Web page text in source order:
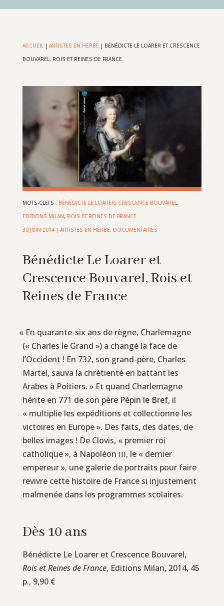
ACCUEIL| ARTISTES EN HERBE | BÉNÉDICTE LE LOARER ET CRESCENCE
BOUVAREL, ROIS ET REINES DE FRANCE
MOTS-CLEFS : BÉNÉDICTE LE LOARER, CRESCENCE BOUVAREL ,
EDITIONS MILAN, ROIS ET REINES DE FRANCE
30 JUIN 2014| ARTISTES EN HERBE, DOCUMENTAIRES
Bénédicte Le Loarer et
Crescence Bouvarel, Rois et
Reines de France
« En quarante-six ans de règne, Charlemagne
(« Charles le Grand ») a changé la face de
l’Occident ! En 732, son grand-père, Charles
Martel, sauva la chrétienté en battant les
Arabes à Poitiers. » Et quand Charlemagne
hérite en 771 de son père Pépin le Bref, il
« multiplie les expéditions et collectionne les
victoires en Europe ». Des faits, des dates, de
belles images ! De Clovis, « premier roi
catholique », à Napoléon III, le « dernier
empereur », une galerie de portraits pour faire
revivre cette histoire de France si injustement
malmenée dans les programmes scolaires.
Dès 10 ans
Bénédicte Le Loarer et Crescence Bouvarel,
Rois et Reines de France, Editions Milan, 2014, 45
p., 9,90 €